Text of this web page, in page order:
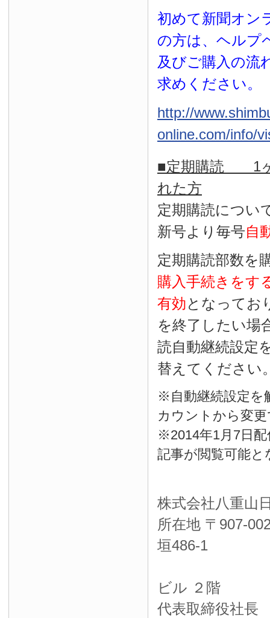
初めて新聞オン
の方は、ヘルプ
及びご購入の流
求めください。
http://
online.com/info/
■定期購読 1ヶ
れた方
定期購読につい
新号より毎号自
定期購読部数を
購入手続きをす
有効となってお
を終了したい場
読自動継続設定
替えてください
※自動継続設定を
カウントから変
※2014年1月7日
記事が閲覧可能
株式会社八重山
所在地 〒 907-
垣486-1
ビル ２階
代表取締役社